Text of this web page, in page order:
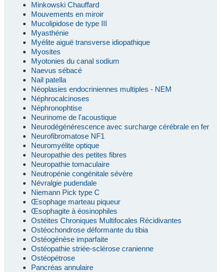
Minkowski Chauffard
Mouvements en miroir
Mucolipidose de type III
Myasthénie
Myélite aiguë transverse idiopathique
Myosites
Myotonies du canal sodium
Naevus sébacé
Nail patella
Néoplasies endocriniennes multiples - NEM
Néphrocalcinoses
Néphronophtise
Neurinome de l'acoustique
Neurodégénérescence avec surcharge cérébrale en fer
Neurofibromatose NF1
Neuromyélite optique
Neuropathie des petites fibres
Neuropathie tomaculaire
Neutropénie congénitale sévère
Névralgie pudendale
Niemann Pick type C
Œsophage marteau piqueur
Œsophagite à éosinophiles
Ostéites Chroniques Multifocales Récidivantes
Ostéochondrose déformante du tibia
Ostéogénèse imparfaite
Ostéopathie striée-sclérose cranienne
Ostéopétrose
Pancréas annulaire